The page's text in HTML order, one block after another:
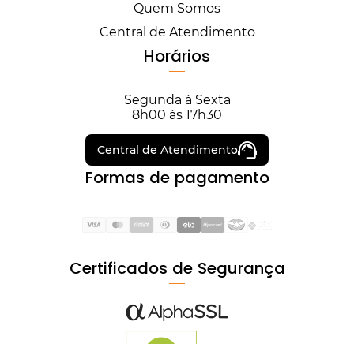
Quem Somos
Central de Atendimento
Horários
Segunda à Sexta
8h00 às 17h30
Central de Atendimento
Formas de pagamento
Certificados de Segurança